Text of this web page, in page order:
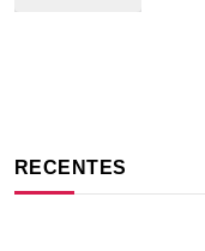
RECENTES